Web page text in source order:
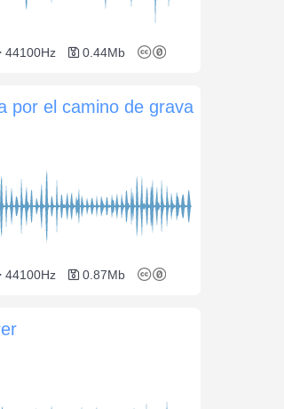
44100Hz 0.44Mb
por el camino de grava
44100Hz 0.87Mb